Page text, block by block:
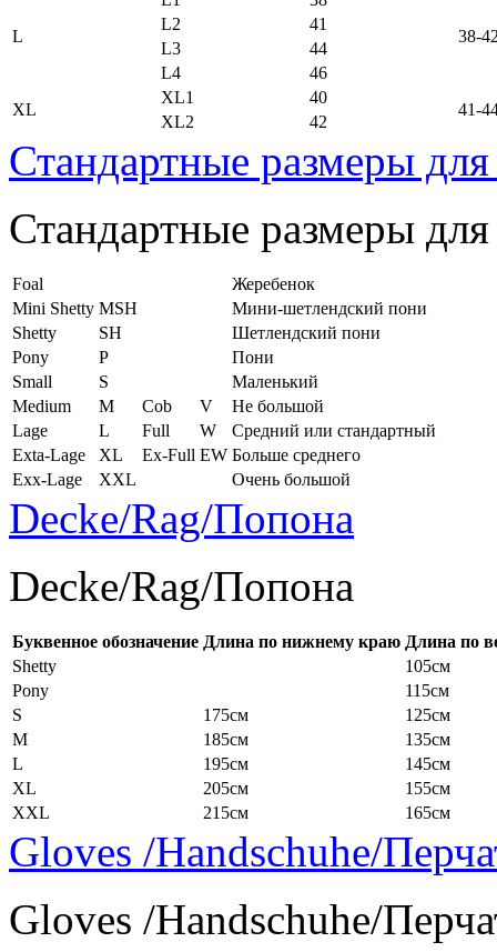
L
38-
L2
41
L3
44
L4
46
XL
XL1 40
41-
XL2 42
Стандартные размеры
Стандартные размеры
Foal
Жеребенок
Mini Shetty MSH
Мини-шетлендский пони
Shetty
SH
Шетлендский пони
Pony
P
Пони
Small
S
Маленький
Medium
M Cob V
Не большой
Lage
L Full W
Средний или стандартный
Exta-Lage
XL Ex-Full EW Больше среднего
Exx-Lage
XXL Очень большой
Decke/Rag/Попона
Decke/Rag/Попона
Буквенное обозначение Длина по нижнему краю Длина по
Shetty
105см
Pony
115см
S
175см
125см
M
185см
135см
L
195см
145см
XL
205см
155см
XXL
215см 165см
Gloves /Handschuhe/
Gloves /Handschuhe/